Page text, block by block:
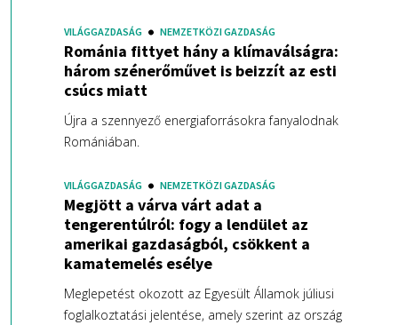
VILÁGGAZDASÁG NEMZETKÖZI GAZDASÁG
Románia fittyet hány a klímaválságra:
három szénerőművet is beizzít az esti
csúcs miatt
Újra a szennyező energiaforrásokra fanyalodnak
Romániában.
VILÁGGAZDASÁG NEMZETKÖZI GAZDASÁG
Megjött a várva várt adat a
tengerentúlról: fogy a lendület az
amerikai gazdaságból, csökkent a
kamatemelés esélye
Meglepetést okozott az Egyesült Államok júliusi
foglalkoztatási jelentése, amely szerint az ország